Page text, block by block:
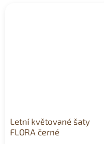
Letní květované šaty
FLORA černé